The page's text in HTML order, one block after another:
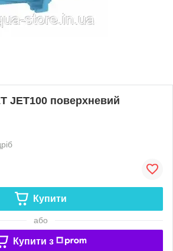
JET100 поверхневий
Купити
або
Купити з